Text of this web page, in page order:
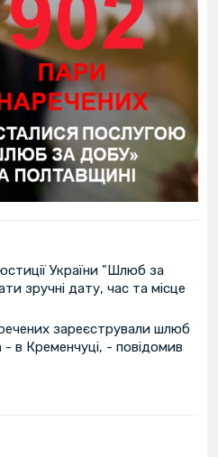
України "Шлюб за
зручні дату, час та місце
зареєстрували шлюб
- в Кременчуці, - повідомив